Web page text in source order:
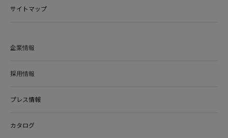
サイトマップ
企業情報
採用情報
プレス情報
カタログ